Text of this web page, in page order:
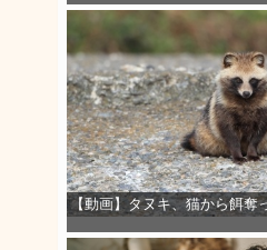
【動画】タヌキ、猫から餌奪